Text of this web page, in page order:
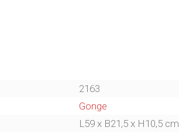
2163
Gonge
L59 x B21,5 x H10,5 cm